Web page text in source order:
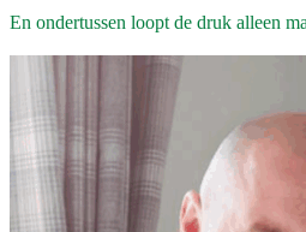
En ondertussen loopt de druk alleen